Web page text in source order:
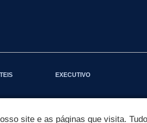
EXECUTIVO
site e as páginas que visita.